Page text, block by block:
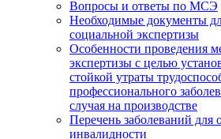
Вопросы и ответы по МСЭ
Необходимые документы
социальной экспертизы
Особенности проведения
экспертизы с целью
стойкой утраты
профессионального
случая на производстве
Перечень заболеваний для
инвалидности